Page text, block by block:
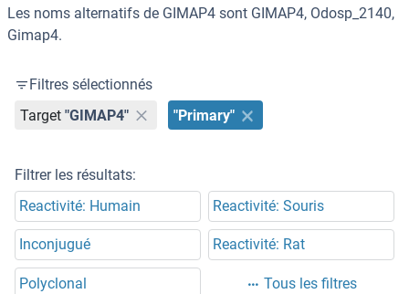
Les noms alternatifs de GIMAP4 sont GIMAP4, Odosp_2140,
Gimap4.
Filtres sélectionnés
Target "GIMAP4" "Primary"
Filtrer les résultats:
Reactivité: Humain
Reactivité: Souris
Inconjugué Reactivité: Rat
Polyclonal Tous les filtres